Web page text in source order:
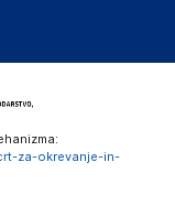
za-okrevanje-in-